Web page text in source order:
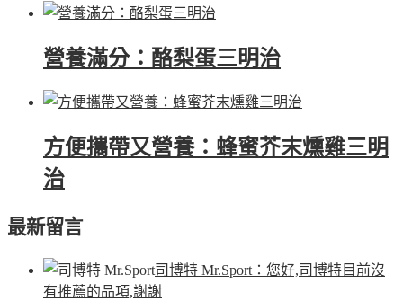
營養滿分：酪梨蛋三明治
方便攜帶又營養：蜂蜜芥末燻雞三明
治
最新留言
司博特 Mr.Sport ：您好,司博特目前沒
有推薦的品項,謝謝